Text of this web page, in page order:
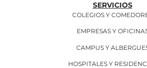
SERVICIOS
COLEGIOS Y
EMPRESAS Y
CAMPUS Y
HOSPITALES Y